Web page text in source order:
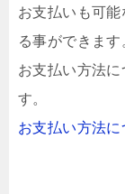
お支払いも可
る事ができます。
お支払い方法
す。
お支払い方法に